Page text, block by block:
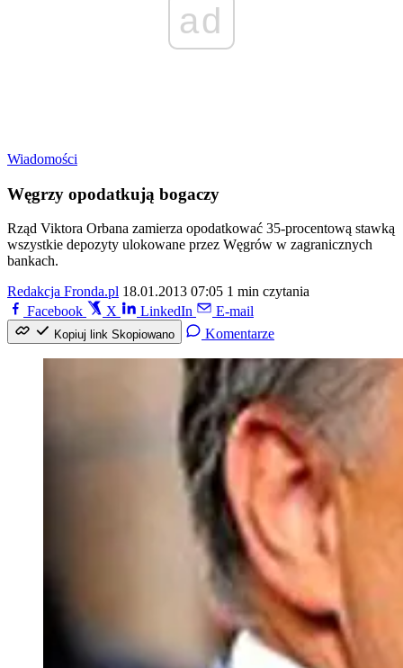
ad
Wiadomości
Węgrzy opodatkują bogaczy
Rząd Viktora Orbana zamierza opodatkować 35-procentową stawką
wszystkie depozyty ulokowane przez Węgrów w zagranicznych
bankach.
Redakcja Fronda.pl 18.01.2013 07:05 1 min czytania
Facebook
X LinkedIn E-mail
Kopiuj link Skopiowano Komentarze